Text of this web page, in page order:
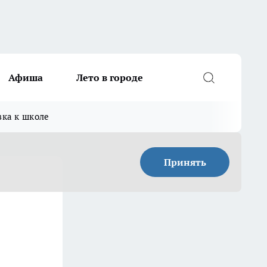
Афиша Лето в городе
к школе
Принять